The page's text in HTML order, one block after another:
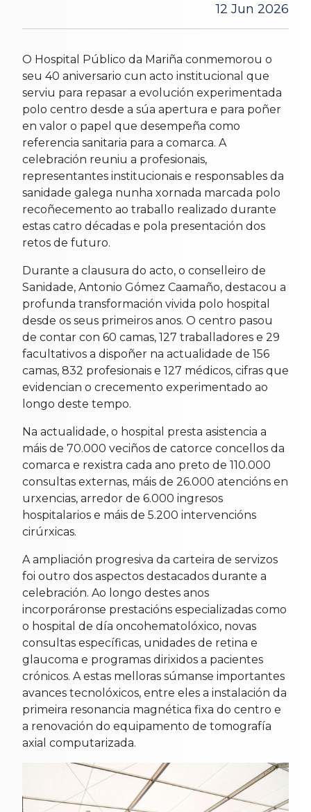
12 Jun 2026
O Hospital Público da Mariña conmemorou o
seu 40 aniversario cun acto institucional que
serviu para repasar a evolución experimentada
polo centro desde a súa apertura e para poñer
en valor o papel que desempeña como
referencia sanitaria para a comarca. A
celebración reuniu a profesionais,
representantes institucionais e responsables da
sanidade galega nunha xornada marcada polo
recoñecemento ao traballo realizado durante
estas catro décadas e pola presentación dos
retos de futuro.
Durante a clausura do acto, o conselleiro de
Sanidade, Antonio Gómez Caamaño, destacou a
profunda transformación vivida polo hospital
desde os seus primeiros anos. O centro pasou
de contar con 60 camas, 127 traballadores e 29
facultativos a dispoñer na actualidade de 156
camas, 832 profesionais e 127 médicos, cifras que
evidencian o crecemento experimentado ao
longo deste tempo.
Na actualidade, o hospital presta asistencia a
máis de 70.000 veciños de catorce concellos da
comarca e rexistra cada ano preto de 110.000
consultas externas, máis de 26.000 atencións en
urxencias, arredor de 6.000 ingresos
hospitalarios e máis de 5.200 intervencións
cirúrxicas.
A ampliación progresiva da carteira de servizos
foi outro dos aspectos destacados durante a
celebración. Ao longo destes anos
incorporáronse prestacións especializadas como
o hospital de día oncohematolóxico, novas
consultas específicas, unidades de retina e
glaucoma e programas dirixidos a pacientes
crónicos. A estas melloras súmanse importantes
avances tecnolóxicos, entre eles a instalación da
primeira resonancia magnética fixa do centro e
a renovación do equipamento de tomografía
axial computarizada.